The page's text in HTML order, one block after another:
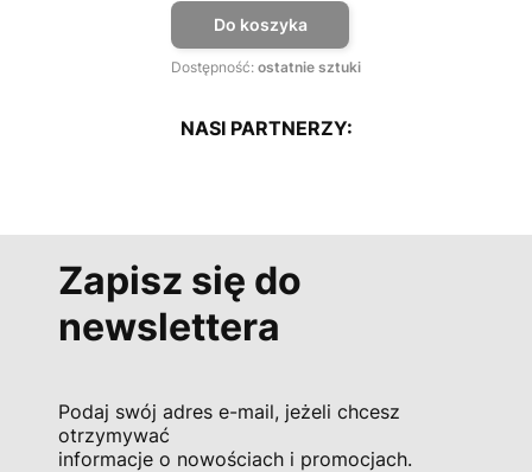
Do koszyka
Dostępność: ostatnie sztuki
NASI PARTNERZY:
Zapisz się do
newslettera
Podaj swój adres e-mail, jeżeli chcesz
otrzymywać
informacje o nowościach i promocjach.